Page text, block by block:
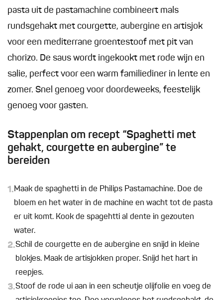
pasta uit de pastamachine combineert mals
rundsgehakt met courgette, aubergine en artisjok
voor een mediterrane groentestoof met pit van
chorizo. De saus wordt ingekookt met rode wijn en
salie, perfect voor een warm familiediner in lente en
zomer. Snel genoeg voor doordeweeks, feestelijk
genoeg voor gasten.
Stappenplan om recept “Spaghetti met
gehakt, courgette en aubergine” te
bereiden
1.Maak de spaghetti in de Philips Pastamachine. Doe de
bloem en het water in de machine en wacht tot de pasta
er uit komt. Kook de spagehtti al dente in gezouten
water.
2.Schil de courgette en de aubergine en snijd in kleine
blokjes. Maak de artisjokken proper. Snijd het hart in
reepjes.
3.Stoof de rode ui aan in een scheutje olijfolie en voeg de